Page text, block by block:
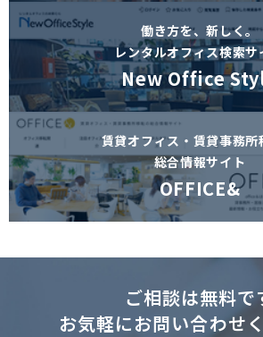
働き方を、新しく。
レンタルオフィス検索サ
New Office
賃貸オフィス・賃貸事務所
総合情報サイト
OFFICE&
ご相談は無料で
お気軽にお問い合わせ